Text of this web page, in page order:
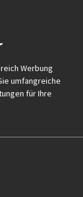
Werbung
umfangreiche
für Ihre